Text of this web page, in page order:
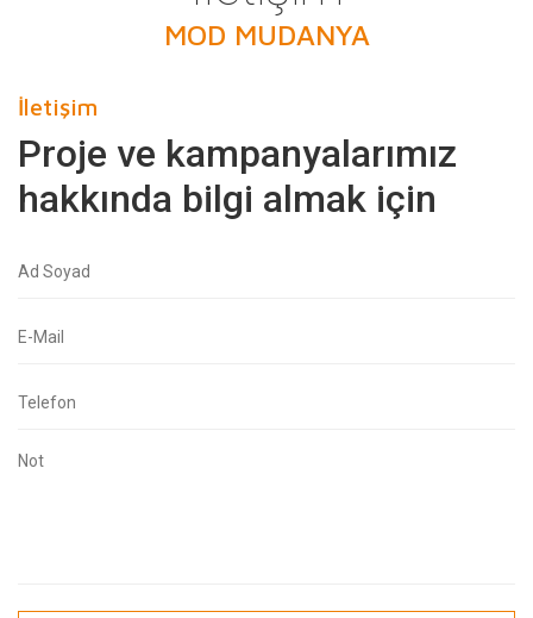
MOD MUDANYA
İletişim
Proje ve kampanyalarımız
hakkında bilgi almak için